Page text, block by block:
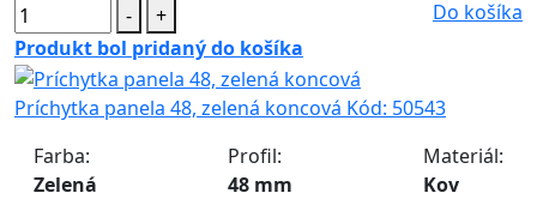
-
+
Do košíka
Produkt bol pridaný do košíka
Príchytka panela 48, zelená koncová Kód: 50543
Farba:
Zelená
Profil:
48 mm
Materiál:
Kov